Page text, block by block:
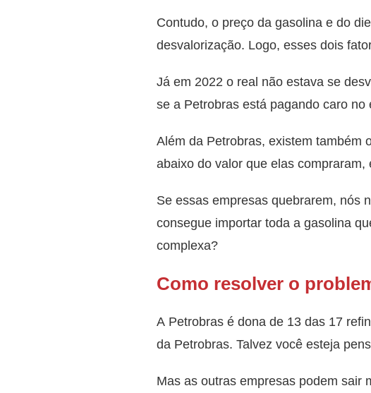
Contudo, o preço da gasolina e do
desvalorização. Logo, esses dois
Já em 2022 o real não estava se
se a Petrobras está pagando caro
Além da Petrobras, existem também
abaixo do valor que elas
Se essas empresas quebrarem, nós
consegue importar toda a gasolina
complexa?
Como resolver o
A Petrobras é dona de 13 das 17
da Petrobras. Talvez você esteja
Mas as outras empresas podem sair